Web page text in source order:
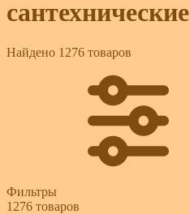
сантехнические
Найдено 1276 товаров
Фильтры
1276 товаров